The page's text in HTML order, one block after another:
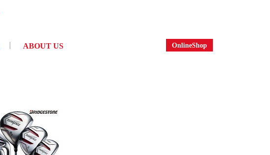
ABOUT US OnlineShop